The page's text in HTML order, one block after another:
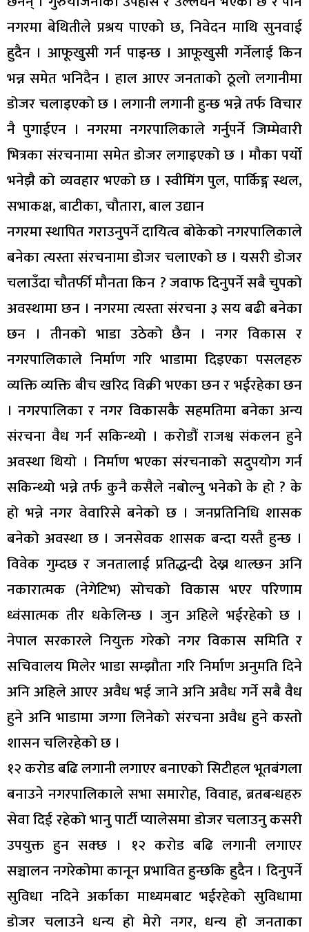
नगरमा बेथितीले प्रश्रय पाएको छ, निवेदन माथि सुनवाई
हुदैन । आफूखुसी गर्न पाइन्छ । आफूखुसी गर्नेलाई किन
भन्न समेत भनिदैन । हाल आएर जनताको ठूलो लगानीमा
डोजर चलाइएको छ । लगानी लगानी हुन्छ भन्ने तर्फ विचार
नै पुगाईएन । नगरमा नगरपालिकाले गर्नुपर्ने जिम्मेवारी
भित्रका संरचनामा समेत डोजर लगाइएको छ । मौका पर्यो
भनेझै को व्यवहार भएको छ । स्वीमिंग पुल, पार्किङ्ग स्थल,
सभाकक्ष, बाटीका, चौतारा, बाल उद्यान
नगरमा स्थापित गराउनुपर्ने दायित्व बोकेको नगरपालिकाले
बनेका त्यस्ता संरचनामा डोजर चलाएको छ । यसरी डोजर
चलाउँदा चौतर्फी मौनता किन ? जवाफ दिनुपर्ने सबै चुपको
अवस्थामा छन । नगरमा त्यस्ता संरचना ३ सय बढी बनेका
छन । तीनको भाडा उठेको छैन । नगर विकास र
नगरपालिकाले निर्माण गरि भाडामा दिइएका पसलहरु
व्यक्ति व्यक्ति बीच खरिद विक्री भएका छन र भईरहेका छन
। नगरपालिका र नगर विकासकै सहमतिमा बनेका अन्य
संरचना वैध गर्न सकिन्थ्यो । करोडौं राजश्व संकलन हुने
अवस्था थियो । निर्माण भएका संरचनाको सदुपयोग गर्न
सकिन्थ्यो भन्ने तर्फ कुनै कसैले नबोल्नु भनेको के हो ? के
हो भन्ने नगर वेवारिसे बनेको छ । जनप्रतिनिधि शासक
बनेको अवस्था छ । जनसेवक शासक बन्दा यस्तै हुन्छ ।
विवेक गुम्दछ र जनतालाई प्रतिद्धन्दी देख्न थाल्छन अनि
नकारात्मक (नेगेटिभ) सोचको विकास भएर परिणाम
ध्वंसात्मक तीर धकेलिन्छ । जुन अहिले भईरहेको छ ।
नेपाल सरकारले नियुक्त गरेको नगर विकास समिति र
सचिवालय मिलेर भाडा सम्झौता गरि निर्माण अनुमति दिने
अनि अहिले आएर अवैध भई जाने अनि अवैध गर्ने सबै वैध
हुने अनि भाडामा जग्गा लिनेको संरचना अवैध हुने कस्तो
शासन चलिरहेको छ ।
१२ करोड बढि लगानी लगाएर बनाएको सिटीहल भूतबंगला
बनाउने नगरपालिकाले सभा समारोह, विवाह, ब्रतबन्धहरु
सेवा दिई रहेको भानु पार्टी प्यालेसमा डोजर चलाउनु कसरी
उपयुक्त हुन सक्छ । १२ करोड बढि लगानी लगाएर
सञ्चालन नगरेकोमा कानून प्रभावित हुन्छकि हुदैन । दिनुपर्ने
सुविधा नदिने अर्काका माध्यमबाट भईरहेको सुविधामा
डोजर चलाउने धन्य हो मेरो नगर, धन्य हो जनताका